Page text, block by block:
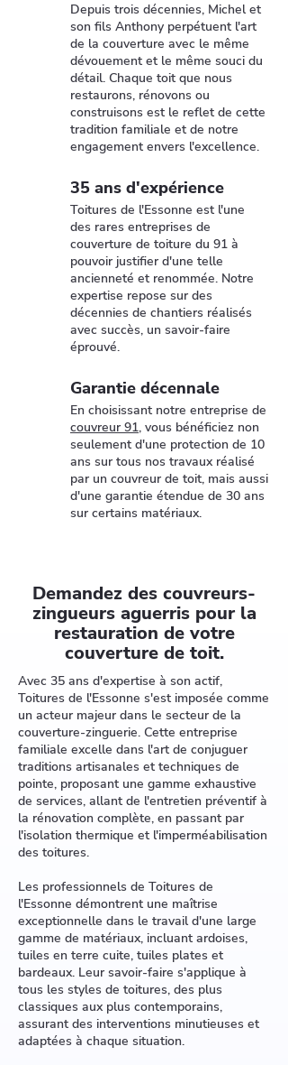
Depuis trois décennies, Michel et
son fils Anthony perpétuent l'art
de la couverture avec le même
dévouement et le même souci du
détail. Chaque toit que nous
restaurons, rénovons ou
construisons est le reflet de cette
tradition familiale et de notre
engagement envers l'excellence.
35 ans d'expérience
Toitures de l'Essonne est l'une
des rares entreprises de
couverture de toiture du 91 à
pouvoir justifier d'une telle
ancienneté et renommée. Notre
expertise repose sur des
décennies de chantiers réalisés
avec succès, un savoir-faire
éprouvé.
Garantie décennale
En choisissant notre entreprise de
couvreur 91, vous bénéficiez non
seulement d'une protection de 10
ans sur tous nos travaux réalisé
par un couvreur de toit, mais aussi
d'une garantie étendue de 30 ans
sur certains matériaux.
Demandez des couvreurs-
zingueurs aguerris pour la
restauration de votre
couverture de toit.
Avec 35 ans d'expertise à son actif,
Toitures de l'Essonne s'est imposée comme
un acteur majeur dans le secteur de la
couverture-zinguerie. Cette entreprise
familiale excelle dans l'art de conjuguer
traditions artisanales et techniques de
pointe, proposant une gamme exhaustive
de services, allant de l'entretien préventif à
la rénovation complète, en passant par
l'isolation thermique et l'imperméabilisation
des toitures.
Les professionnels de Toitures de
l'Essonne démontrent une maîtrise
exceptionnelle dans le travail d'une large
gamme de matériaux, incluant ardoises,
tuiles en terre cuite, tuiles plates et
bardeaux. Leur savoir-faire s'applique à
tous les styles de toitures, des plus
classiques aux plus contemporains,
assurant des interventions minutieuses et
adaptées à chaque situation.